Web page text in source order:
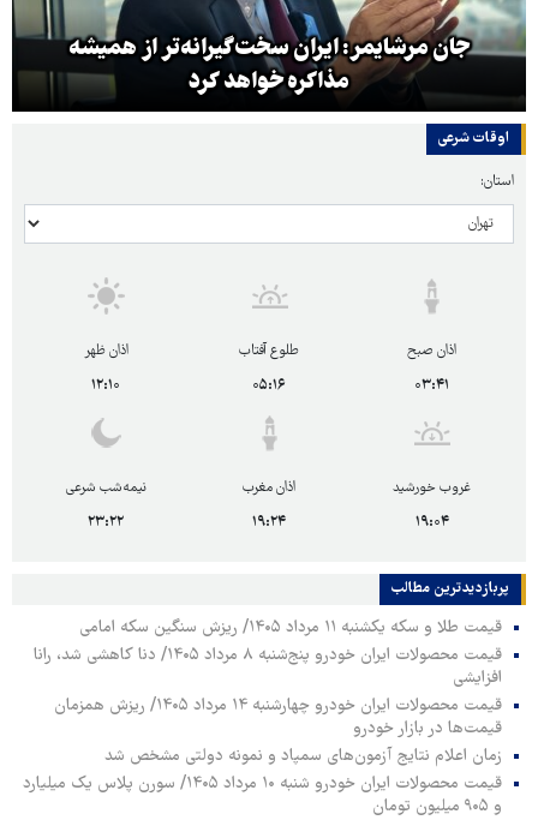
جان مرشایمر: ایران سخت‌گیرانه‌تر از همیشه
مذاکره خواهد کرد
اوقات شرعی
استان:
اذان صبح
۰۳:۴۱
طلوع آفتاب
۰۵:۱۶
اذان ظهر
۱۲:۱۰
غروب خورشید
۱۹:۰۴
اذان مغرب
۱۹:۲۴
نیمه‌شب شرعی
۲۳:۲۲
پربازدیدترین‌ مطالب
قیمت طلا و سکه یکشنبه ۱۱ مرداد ۱۴۰۵/ ریزش سنگین سکه امامی
قیمت محصولات ایران خودرو پنج‌شنبه ۸ مرداد ۱۴۰۵/ دنا کاهشی شد، رانا
افزایشی
قیمت محصولات ایران خودرو چهارشنبه ۱۴ مرداد ۱۴۰۵/ ریزش همزمان
قیمت‌ها در بازار خودرو
زمان اعلام نتایج آزمون‌های سمپاد و نمونه دولتی مشخص شد
قیمت محصولات ایران خودرو شنبه ۱۰ مرداد ۱۴۰۵/ سورن پلاس یک میلیارد
و ۹۰۵ میلیون تومان